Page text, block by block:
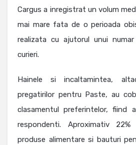
Cargus a inregistrat un volum
mai mare fata de o perioada
realizata cu ajutorul unui
curieri.
Hainele si incaltamintea,
pregatirilor pentru Paste, au
clasamentul preferintelor, fiind
respondenti. Aproximativ
produse alimentare si bauturi